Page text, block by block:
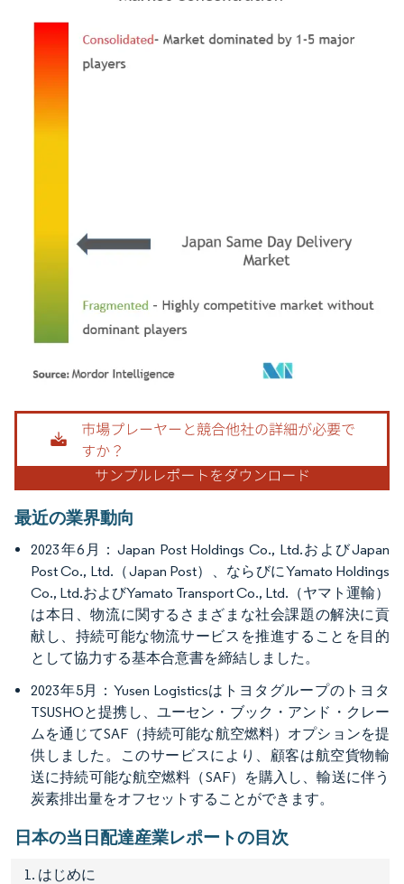
画像 © Mordor Intelligence。再利用にはCC BY 4.0の表示が必要です。
最近の業界動向
2023年6月：Japan Post Holdings Co., Ltd.およびJapan
Post Co., Ltd.（Japan Post）、ならびにYamato Holdings
Co., Ltd.およびYamato Transport Co., Ltd.（ヤマト運輸）
は本日、物流に関するさまざまな社会課題の解決に貢
献し、持続可能な物流サービスを推進することを目的
として協力する基本合意書を締結しました。
2023年5月：Yusen Logisticsはトヨタグループのトヨタ
TSUSHOと提携し、ユーセン・ブック・アンド・クレー
ムを通じてSAF（持続可能な航空燃料）オプションを提
供しました。このサービスにより、顧客は航空貨物輸
送に持続可能な航空燃料（SAF）を購入し、輸送に伴う
炭素排出量をオフセットすることができます。
日本の当日配達産業レポートの目次
1. はじめに